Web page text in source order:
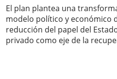
El plan plantea una
modelo político y económico
reducción del papel del
privado como eje de la